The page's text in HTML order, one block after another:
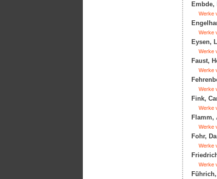
Embde,
Werke
Werke
Eysen,
Werke
Faust,
Werke
Werke
Fink,
Werke
Flamm,
Werke
Fohr,
Werke
Werke